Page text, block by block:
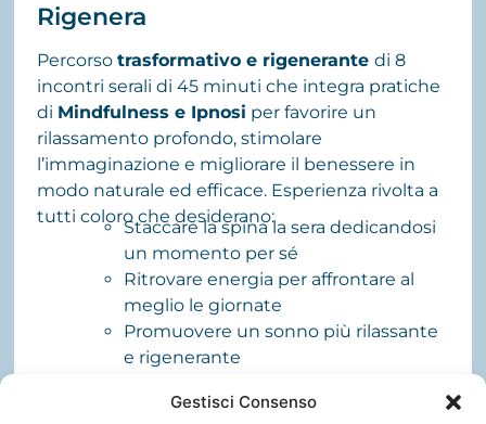
Gestisci Consenso
Rigenera
Percorso trasformativo e rigenerante di 8
incontri serali di 45 minuti che integra pratiche
di Mindfulness e Ipnosi per favorire un
rilassamento profondo, stimolare
l’immaginazione e migliorare il benessere in
modo naturale ed efficace. Esperienza rivolta a
tutti coloro che desiderano:
Staccare la spina la sera dedicandosi
un momento per sé
Ritrovare energia per affrontare al
meglio le giornate
Promuovere un sonno più rilassante
e rigenerante
psicofisica accumulata durante la